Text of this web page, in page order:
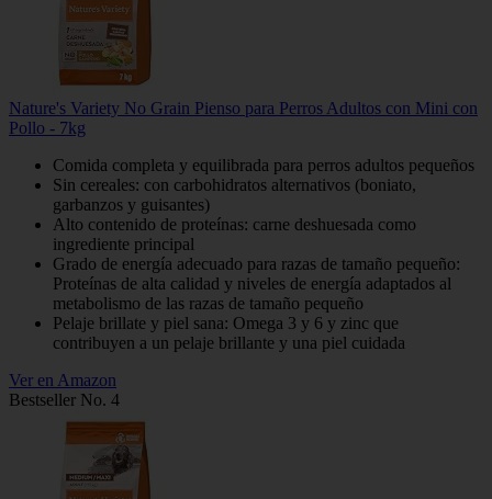
Nature's Variety No Grain Pienso para Perros Adultos con Mini con
Pollo - 7kg
Comida completa y equilibrada para perros adultos pequeños
Sin cereales: con carbohidratos alternativos (boniato,
garbanzos y guisantes)
Alto contenido de proteínas: carne deshuesada como
ingrediente principal
Grado de energía adecuado para razas de tamaño pequeño:
Proteínas de alta calidad y niveles de energía adaptados al
metabolismo de las razas de tamaño pequeño
Pelaje brillate y piel sana: Omega 3 y 6 y zinc que
contribuyen a un pelaje brillante y una piel cuidada
Ver en Amazon
Bestseller No. 4